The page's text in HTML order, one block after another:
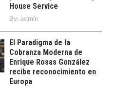
House Service
By: admin
El Paradigma de la
Cobranza Moderna de
Enrique Rosas González
recibe reconocimiento en
Europa